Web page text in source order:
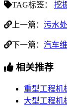
TAG标签： 挖
上一篇： 污水
下一篇： 汽车
相关推荐
重型工程机
大型工程机